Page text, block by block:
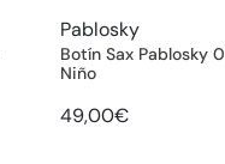
Pablosky
Botín Sax Pablosky
Niño
49,00€